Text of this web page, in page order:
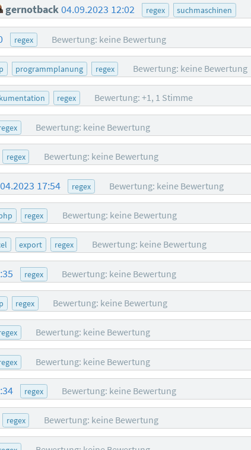
gernotback 04.09.2023 12:02 regex suchmaschinen
regex Bewertung: keine Bewertung
programmplanung regex Bewertung: keine Bewertung
regex Bewertung: +1, 1 Stimme
Bewertung: keine Bewertung
regex Bewertung: keine Bewertung
17:54 regex Bewertung: keine Bewertung
regex Bewertung: keine Bewertung
export regex Bewertung: keine Bewertung
regex Bewertung: keine Bewertung
regex Bewertung: keine Bewertung
Bewertung: keine Bewertung
Bewertung: keine Bewertung
regex Bewertung: keine Bewertung
regex Bewertung: keine Bewertung